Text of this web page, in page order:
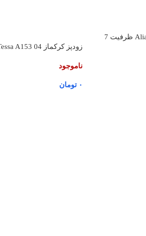
زودپز کرکماز Alia A171 ظرفیت 7
ناموجود
۰ تومان